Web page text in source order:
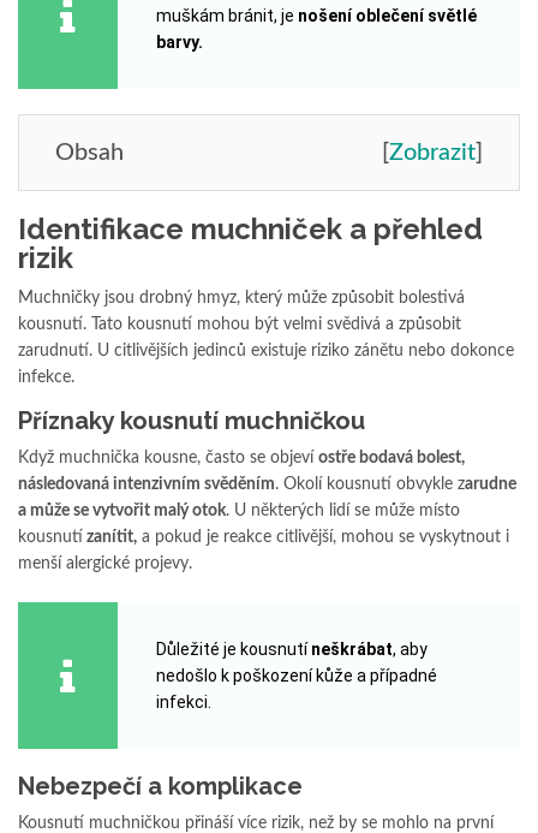
muškám bránit, je nošení oblečení světlé
barvy.
Obsah [Zobrazit]
Identifikace muchniček a přehled
rizik
Muchničky jsou drobný hmyz, který může způsobit bolestivá
kousnutí. Tato kousnutí mohou být velmi svědivá a způsobit
zarudnutí. U citlivějších jedinců existuje riziko zánětu nebo dokonce
infekce.
Příznaky kousnutí muchničkou
Když muchnička kousne, často se objeví ostře bodavá bolest,
následovaná intenzivním svěděním. Okolí kousnutí obvykle zarudne
a může se vytvořit malý otok. U některých lidí se může místo
kousnutí zanítit, a pokud je reakce citlivější, mohou se vyskytnout i
menší alergické projevy.
Důležité je kousnutíneškrábat, aby
nedošlo k poškození kůže a případné
infekci.
Nebezpečí a komplikace
Kousnutí muchničkou přináší více rizik, než by se mohlo na první